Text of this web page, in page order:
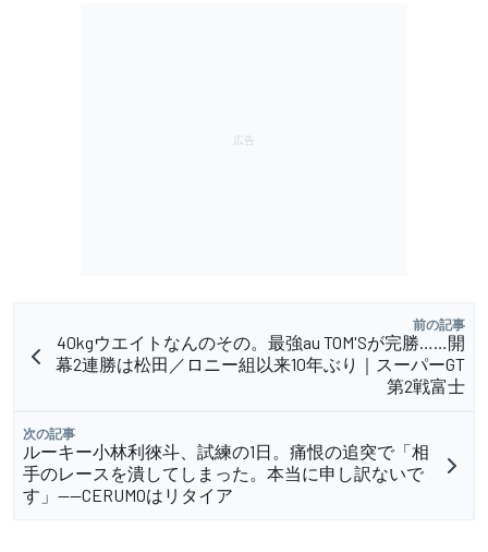
前の記事
40kgウエイトなんのその。最強au TOM'Sが完勝……開
幕2連勝は松田／ロニー組以来10年ぶり｜スーパーGT
第2戦富士
次の記事
ルーキー小林利徠斗、試練の1日。痛恨の追突で「相
手のレースを潰してしまった。本当に申し訳ないで
す」——CERUMOはリタイア